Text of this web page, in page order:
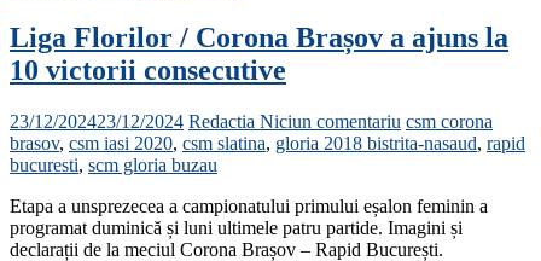
Liga Florilor / Corona Brașov a ajuns la
10 victorii consecutive
23/12/202423/12/2024 Redactia Niciun comentariu csm corona
brasov, csm iasi 2020, csm slatina, gloria 2018 bistrita-nasaud, rapid
bucuresti, scm gloria buzau
Etapa a unsprezecea a campionatului primului eșalon feminin a
programat duminică și luni ultimele patru partide. Imagini și
declarații de la meciul Corona Brașov – Rapid București.